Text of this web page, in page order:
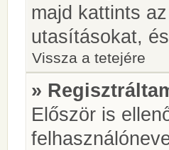
majd kattints az
utasításokat,
Vissza a tetejére
»
Először is